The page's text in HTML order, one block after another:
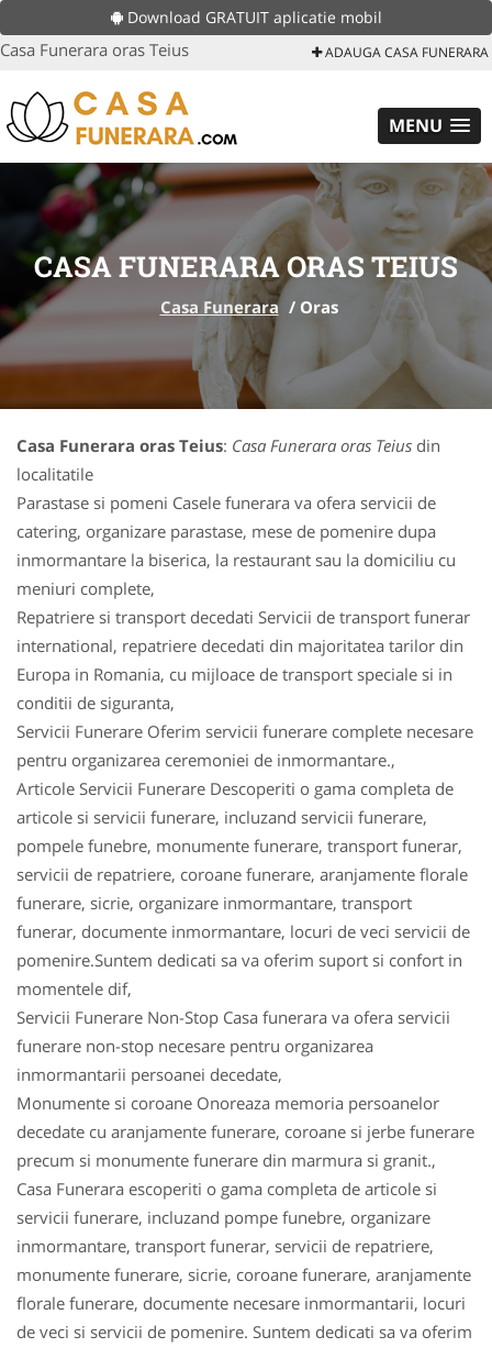
Download GRATUIT aplicatie mobil
Casa Funerara oras Teius ADAUGA CASA FUNERARA
MENU
CASA FUNERARA ORAS TEIUS
Casa Funerara / Oras
Casa Funerara oras Teius: Casa Funerara oras Teius din
localitatile
Parastase si pomeni Casele funerara va ofera servicii de
catering, organizare parastase, mese de pomenire dupa
inmormantare la biserica, la restaurant sau la domiciliu cu
meniuri complete,
Repatriere si transport decedati Servicii de transport funerar
international, repatriere decedati din majoritatea tarilor din
Europa in Romania, cu mijloace de transport speciale si in
conditii de siguranta,
Servicii Funerare Oferim servicii funerare complete necesare
pentru organizarea ceremoniei de inmormantare.,
Articole Servicii Funerare Descoperiti o gama completa de
articole si servicii funerare, incluzand servicii funerare,
pompele funebre, monumente funerare, transport funerar,
servicii de repatriere, coroane funerare, aranjamente florale
funerare, sicrie, organizare inmormantare, transport
funerar, documente inmormantare, locuri de veci servicii de
pomenire.Suntem dedicati sa va oferim suport si confort in
momentele dif,
Servicii Funerare Non-Stop Casa funerara va ofera servicii
funerare non-stop necesare pentru organizarea
inmormantarii persoanei decedate,
Monumente si coroane Onoreaza memoria persoanelor
decedate cu aranjamente funerare, coroane si jerbe funerare
precum si monumente funerare din marmura si granit.,
Casa Funerara escoperiti o gama completa de articole si
servicii funerare, incluzand pompe funebre, organizare
inmormantare, transport funerar, servicii de repatriere,
monumente funerare, sicrie, coroane funerare, aranjamente
florale funerare, documente necesare inmormantarii, locuri
de veci si servicii de pomenire. Suntem dedicati sa va oferim